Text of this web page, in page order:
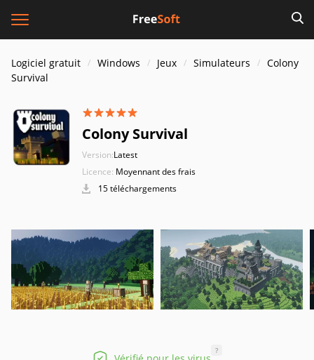
Logiciel gratuit Windows Jeux Simulateurs
Colony
Survival
Colony Survival
Version:Latest
Licence: Moyennant des frais
15 téléchargements
?